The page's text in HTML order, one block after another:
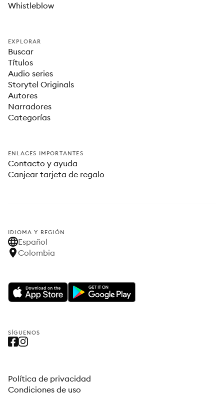
Whistleblow
EXPLORAR
Buscar
Títulos
Audio series
Storytel Originals
Autores
Narradores
Categorías
ENLACES IMPORTANTES
Contacto y ayuda
Canjear tarjeta de regalo
IDIOMA Y REGIÓN
Español
Colombia
SÍGUENOS
Política de privacidad
Condiciones de uso